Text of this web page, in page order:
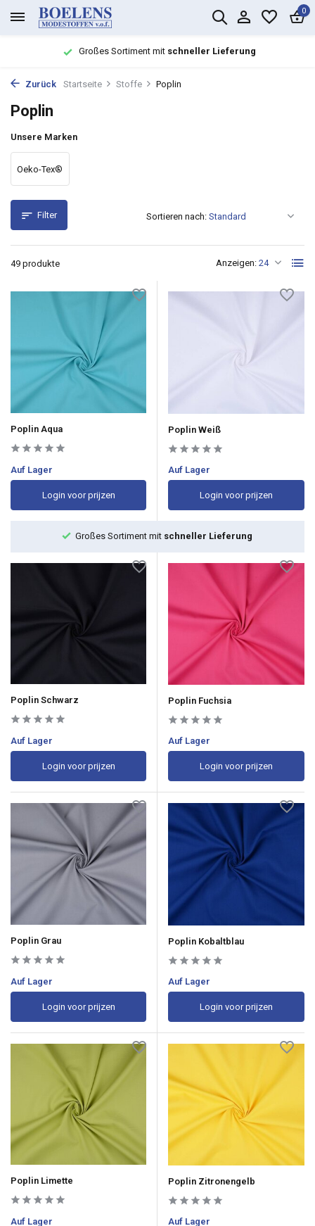
0
Großes Sortiment mit schneller Lieferung
Zurück Startseite Stoffe Poplin
Poplin
Unsere Marken
Oeko-Tex®
Filter
49 produkte Anzeigen:
Sortieren nach:
Poplin Aqua
Auf Lager
Login voor prijzen
Poplin Weiß
Auf Lager
Login voor prijzen
Großes Sortiment mit schneller Lieferung
Poplin Schwarz
Auf Lager
Login voor prijzen
Poplin Fuchsia
Auf Lager
Login voor prijzen
Poplin Grau
Auf Lager
Login voor prijzen
Poplin Kobaltblau
Auf Lager
Login voor prijzen
Poplin Limette
Auf Lager
Poplin Zitronengelb
Auf Lager